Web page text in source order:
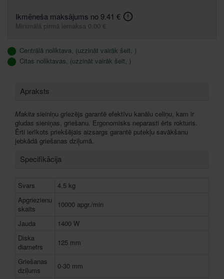
Ikmēneša maksājums no 9.41 €
Minimālā pirmā iemaksa 0.00 €
Centrālā noliktava, (uzzināt vairāk šeit, )
Citas noliktavas, (uzzināt vairāk šeit, )
Apraksts
Makita sieiniņu griezējs garantē efektīvu kanālu celiņu, kam ir
gludas sieniņas, griešanu. Ergonomisks neparasti ērts rokturis.
Ērti ierīkots priekšējais aizsargs garantē putekļu savākšanu
jebkādā griešanas dziļumā.
Specifikācija
Svars
4,5 kg
Apgriezienu
skaits
10000 apgr./min
Jauda
1400 W
Diska
diametrs
125 mm
Griešanas
dziļums
0-30 mm